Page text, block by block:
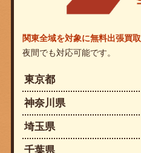
関東全域を対象に無料出張買取
夜間でも対応可能です。
東京都
神奈川県
埼玉県
千葉県